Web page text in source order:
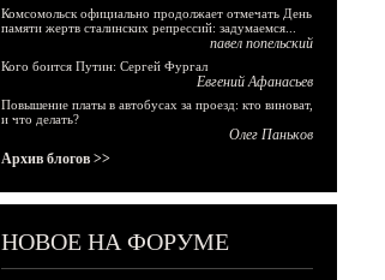
Комсомольск официально продолжает отмечать День
памяти жертв сталинских репрессий: задумаемся...
павел попельский
Кого боится Путин: Сергей Фургал
Евгений Афанасьев
Повышение платы в автобусах за проезд: кто виноват,
и что делать?
Олег Паньков
Архив блогов >>
НОВОЕ НА ФОРУМЕ